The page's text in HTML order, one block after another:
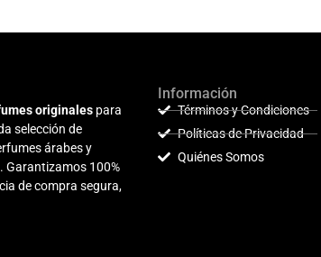
originales para
selección de
árabes y
Garantizamos 100%
de compra segura,
Información
Términos y Condiciones
Políticas de Privacidad
Quiénes Somos